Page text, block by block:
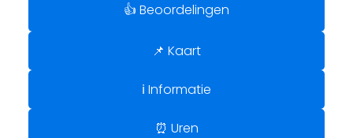
👍 Beoordelingen
📌 Kaart
ℹ️ Informatie
⏰ Uren